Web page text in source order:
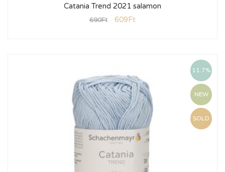
Catania Trend 2021 salamon
690Ft 609Ft
11.7%
NEW
SOLD